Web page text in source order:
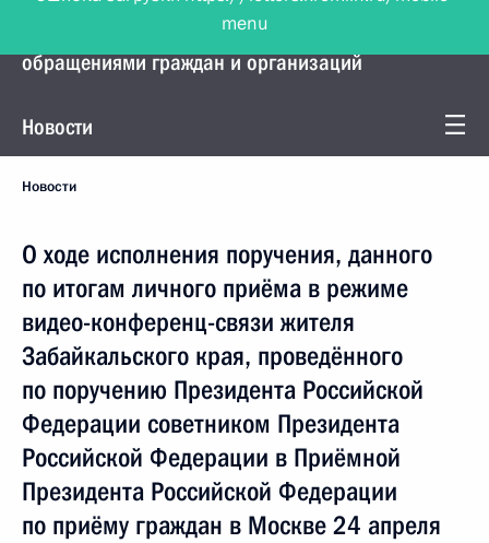
Управление Президента по работе с
обращениями граждан и организаций
Новости
Новости
О ходе исполнения поручения, данного
по итогам личного приёма в режиме
видео-конференц-связи жителя
Забайкальского края, проведённого
по поручению Президента Российской
Федерации советником Президента
Российской Федерации в Приёмной
Президента Российской Федерации
по приёму граждан в Москве 24 апреля
menu